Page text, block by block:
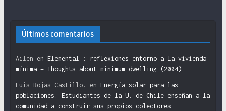
Últimos comentarios
Ailen en Elemental : reflexiones entorno a la vivienda
mínima = Thoughts about minimum dwelling (2004)
Luis Rojas Castillo. en Energía solar para las
poblaciones. Estudiantes de la U. de Chile enseñan a la
comunidad a construir sus propios colectores